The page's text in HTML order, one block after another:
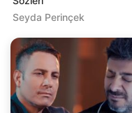
Seyda Perinçek